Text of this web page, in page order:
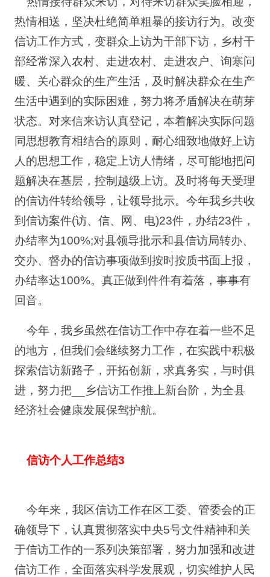
热情相送，坚决杜绝简单粗暴的接访行为。改变
信访工作方式，变群众上访为干部下访，乡村干
部经常深入农村、走进农村、走进农户、询寒问
暖、关心群众的生产生活，及时解决群众在生产
生活中遇到的实际困难，努力将矛盾解决在萌芽
状态。对来信来访认真登记，本着解决实际问题
同思想教育相结合的原则，耐心细致地做好上访
人的思想工作，稳定上访人情绪，尽可能地把问
题解决在基层，控制越级上访。及时将每天受理
的信访件转给领导，让领导批示。今年我乡共收
到信访案件(访、信、网、电)23件，办结23件，
办结率为100%;对县领导批示和县信访局转办、
交办、督办的信访事项做到按时按质书面上报，
办结率达100%。真正做到件件有着落，事事有
回音。
今年，我乡虽然在信访工作中存在着一些不足
的地方，但我们会继续努力工作，在实践中积极
探索信访新路子，开拓创新，求真务实，与时俱
进，努力把__乡信访工作推上新台阶，为全县
经济社会健康发展保驾护航。
信访个人工作总结3
今年来，我区信访工作在区工委、管委会的正
确领导下，认真贯彻落实中央5号文件精神和关
于信访工作的一系列决策部署，努力加强和改进
信访工作，全面落实科学发展观，切实维护人民